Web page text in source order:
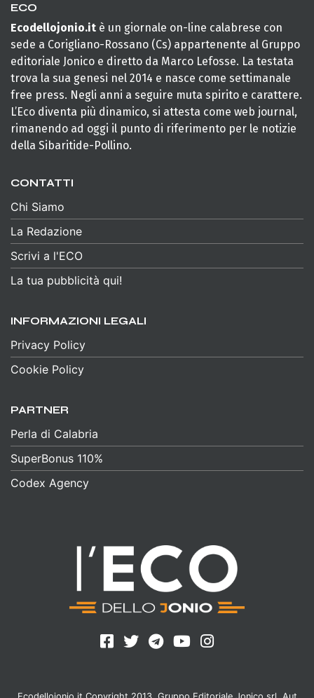
ECO
Ecodellojonio.it è un giornale on-line calabrese con
sede a Corigliano-Rossano (Cs) appartenente al Gruppo
editoriale Jonico e diretto da Marco Lefosse. La testata
trova la sua genesi nel 2014 e nasce come settimanale
free press. Negli anni a seguire muta spirito e carattere.
L’Eco diventa più dinamico, si attesta come web journal,
rimanendo ad oggi il punto di riferimento per le notizie
della Sibaritide-Pollino.
CONTATTI
Chi Siamo
La Redazione
Scrivi a l'ECO
La tua pubblicità qui!
INFORMAZIONI LEGALI
Privacy Policy
Cookie Policy
PARTNER
Perla di Calabria
SuperBonus 110%
Codex Agency